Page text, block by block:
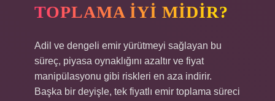
TOPLAMA IYI MIDIR?
Adil ve dengeli emir yürütmeyi sağlayan bu
süreç, piyasa oynaklığını azaltır ve fiyat
manipülasyonu gibi riskleri en aza indirir.
Başka bir deyişle, tek fiyatlı emir toplama süreci